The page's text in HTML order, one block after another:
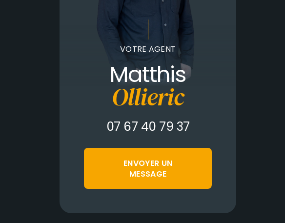
VOTRE AGENT
Matthis
Ollieric
07 67 40 79 37
ENVOYER UN
MESSAGE